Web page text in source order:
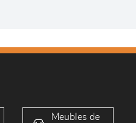
Meubles de